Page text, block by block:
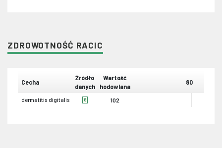
ZDROWOTNOŚĆ RACIC
Cecha
Źródło
danych
Wartość
hodowlana
80
dermatitis digitalis G 102